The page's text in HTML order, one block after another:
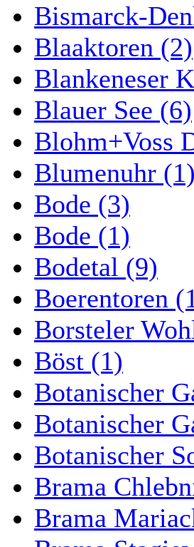
Bismarck-
Blaaktoren (2)
Blankeneser
Blauer See (6)
Blohm+Voss
Blumenuhr (1)
Bode (3)
Bode (1)
Bodetal (9)
Boerentoren
Borsteler
Böst (1)
Botanischer
Botanischer
Botanischer
Brama
Brama